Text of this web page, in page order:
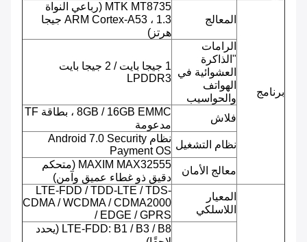
برنامج
المعالج
MTK MT8735 (رباعي النواة
ARM Cortex-A53 ، 1.3 جيجا
هرتز)
الرامات
"الذاكرة
العشوائية في
الهواتف
والحواسيب
1 جيجا بايت / 2 جيجا بايت
LPDDR3
فلاش
8GB / 16GB EMMC ، بطاقة TF
مدعومة
نظام التشغيل
نظام Android 7.0 Security
Payment OS
معالج الأمان
MAXIM MAX32555 (متحكم
دقيق ذو غطاء عميق وآمن)
المعيار
اللاسلكي
LTE-FDD / TDD-LTE / TDS-
CDMA / WCDMA / CDMA2000
/ EDGE / GPRS
LTE-FDD: B1 / B3 / B8 (يحدد